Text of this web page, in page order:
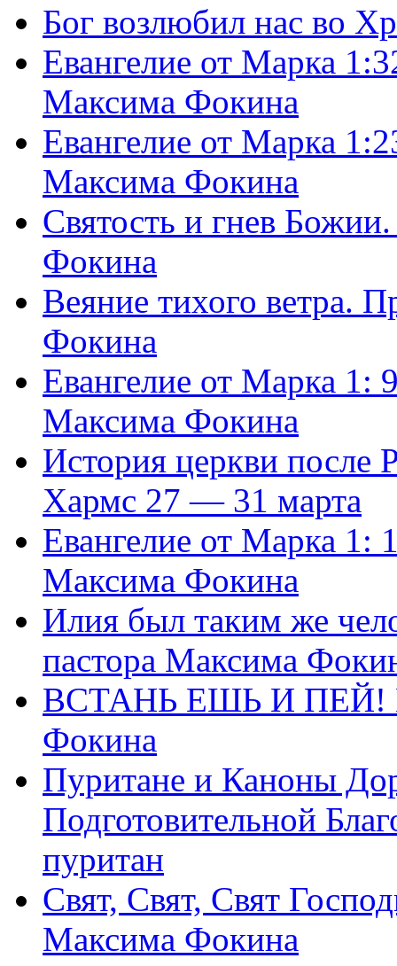
Бог возлюбил нас во
Евангелие от Марка
Максима Фокина
Евангелие от Марка
Максима Фокина
Святость и гнев
Фокина
Веяние тихого ветра.
Фокина
Евангелие от Марка 1:
Максима Фокина
История церкви
Хармс 27 — 31 марта
Евангелие от Марка 1:
Максима Фокина
Илия был таким же
пастора Максима
ВСТАНЬ ЕШЬ И ПЕЙ!
Фокина
Пуритане и Каноны
Подготовительной
пуритан
Свят, Свят, Свят
Максима Фокина